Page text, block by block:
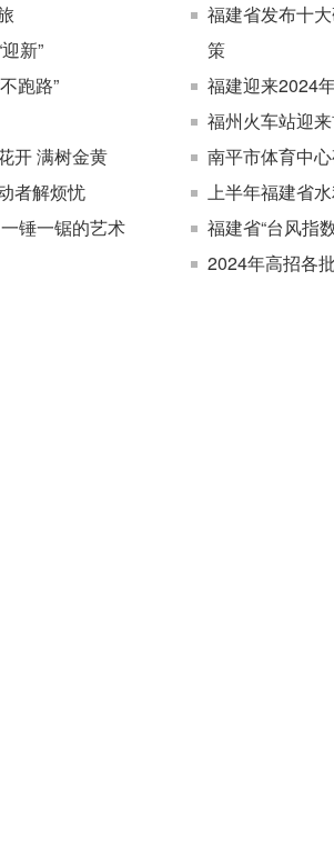
新”
跑路”
开 满树金黄
者解烦忧
锤一锯的艺术
福建省发布十
策
福建迎来2024
福州火车站迎
南平市体育中
上半年福建省
福建省“台风指
2024年高招各